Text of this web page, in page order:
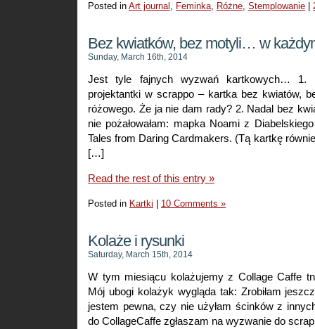
Posted in Art journal , Feminka, Różne, Stemplowanie
Bez kwiatków, bez motyli… w
Sunday, March 16th, 2014
Jest tyle fajnych wyzwań kartkowych… 1.
projektantki w scrappo – kartka bez kwiatów,
różowego. Że ja nie dam rady? 2. Nadal bez
nie pożałowałam: mapka Noami z
Tales from Daring Cardmakers. (Tą kartkę
[…]
Read the rest of this entry »
Posted in Kartki 10 Comments »
Kolaże i rysunki
Saturday, March 15th, 2014
W tym miesiącu kolażujemy z Collage Caffe
Mój ubogi kolażyk wygląda tak: Zrobiłam
jestem pewna, czy nie użyłam ścinków z
do CollageCaffe zgłaszam na wyzwanie do